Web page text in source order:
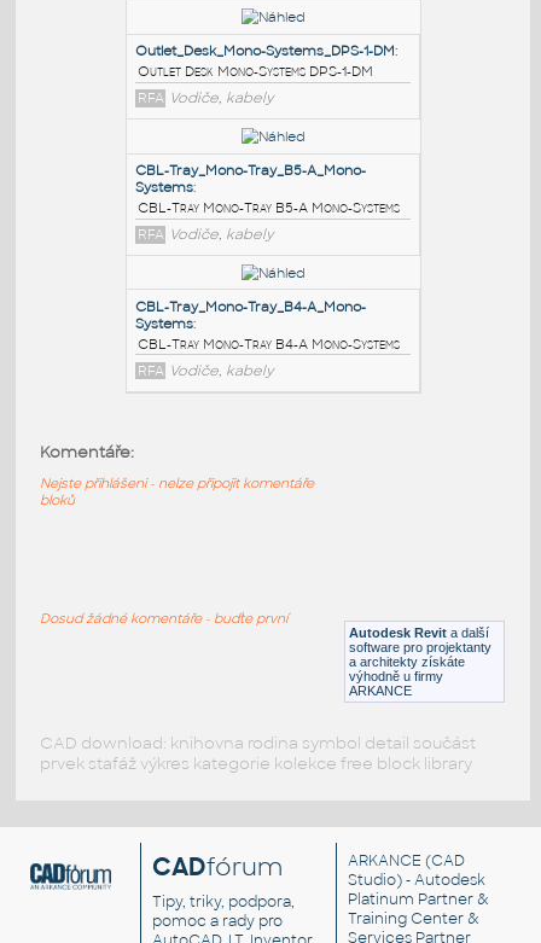
PODOBNÉ BLOKY
Outlet_Desk_Mono-Systems_DPS-2-DM
Outlet Desk Mono-Systems DPS-2-DM
RFA
Outlet_Desk_Mono-Systems_DPS-1-DM
Outlet Desk Mono-Systems DPS-1-DM
RFA
RFA Vodiče, kabely
CBL-Tray Mono-Tray B4-A Mono-Systems
Autodesk Revit a další
software pro projektanty
a architekty získáte
výhodně u firmy
ARKANCE
Komentáře:
Nejste přihlášeni - nelze připojit komentáře
bloků
Dosud žádné komentáře - buďte první
CAD download: knihovna rodina symbol detail součást
prvek stafáž výkres kategorie kolekce free block library
CADfórum
Tipy, triky, podpora,
pomoc a rady pro
ARKANCE (CAD
Studio) - Autodesk
Platinum Partner &
Training Center &
Services Partner